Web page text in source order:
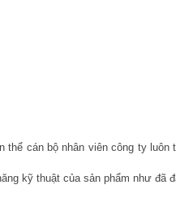
thể cán bộ nhân viên công ty
kỹ thuật của sản phẩm như đã